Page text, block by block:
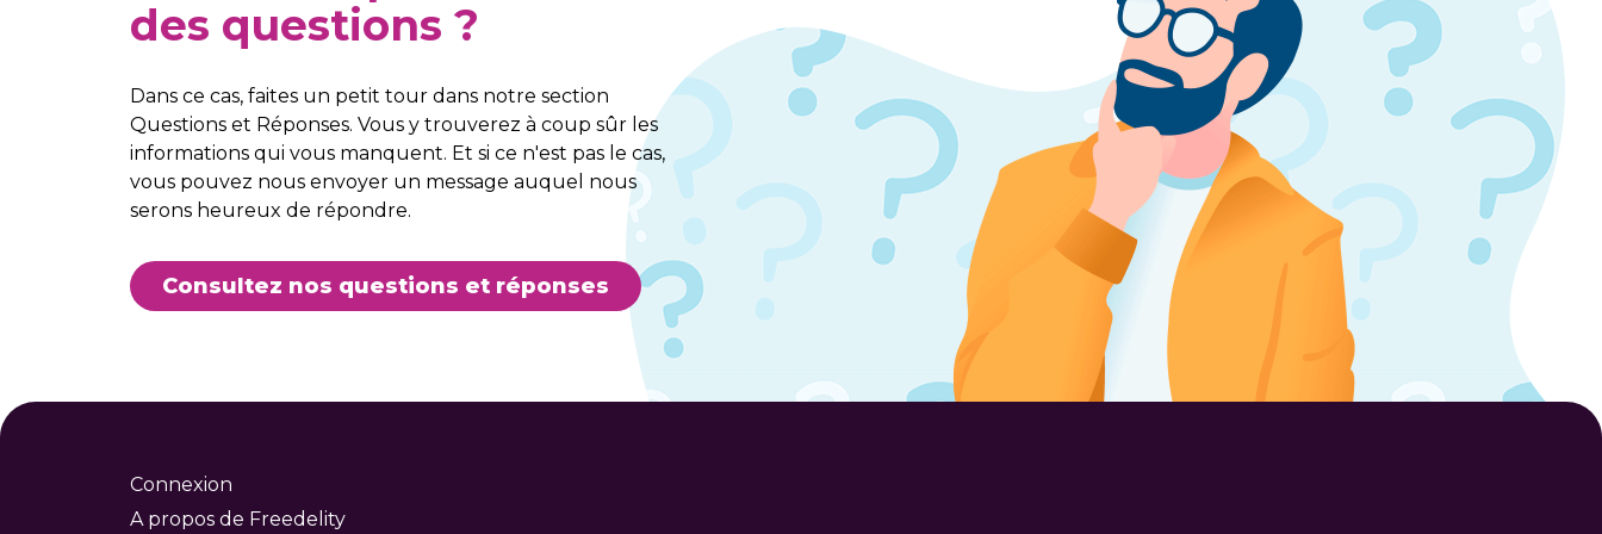
des questions ?
Dans ce cas, faites un petit tour dans notre section
Questions et Réponses. Vous y trouverez à coup sûr les
informations qui vous manquent. Et si ce n'est pas le cas,
vous pouvez nous envoyer un message auquel nous
serons heureux de répondre.
Consultez nos questions et réponses
Connexion
A propos de Freedelity